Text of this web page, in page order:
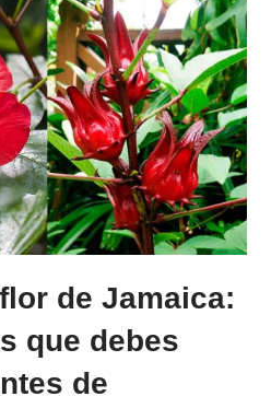
de Jamaica:
que debes
de